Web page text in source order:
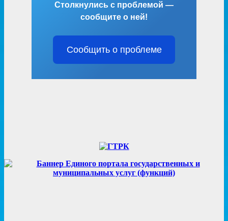
Столкнулись с проблемой —
сообщите о ней!
Сообщить о проблеме